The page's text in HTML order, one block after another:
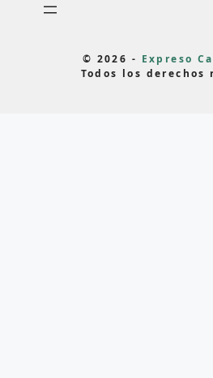
© 2026 - Expreso
Todos los derechos